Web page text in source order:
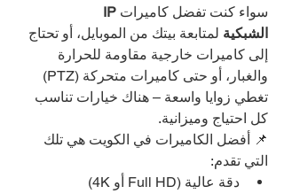
سواء كنت تفضل كاميرات
الشبكية لمتابعة بيتك من الموبايل، أو تحتاج
إلى كاميرات خارجية مقاومة للحرارة
والغبار، أو حتى كاميرات متحركة (PTZ)
تغطي زوايا واسعة – هناك خيارات تناسب
كل احتياج وميزانية.
📌 أفضل الكاميرات في الكويت هي تلك
التي تقدم:
دقة عالية (Full HD أو 4K)